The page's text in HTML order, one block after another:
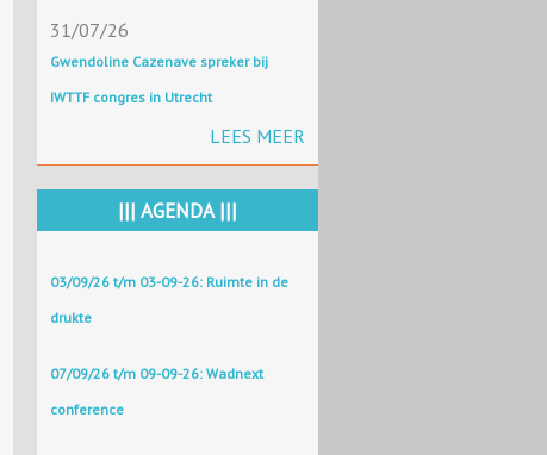
31/07/26
Gwendoline Cazenave spreker bij
IWTTF congres in Utrecht
LEES MEER
||| AGENDA |||
03/09/26 t/m 03-09-26: Ruimte in de
drukte
07/09/26 t/m 09-09-26: Wadnext
conference